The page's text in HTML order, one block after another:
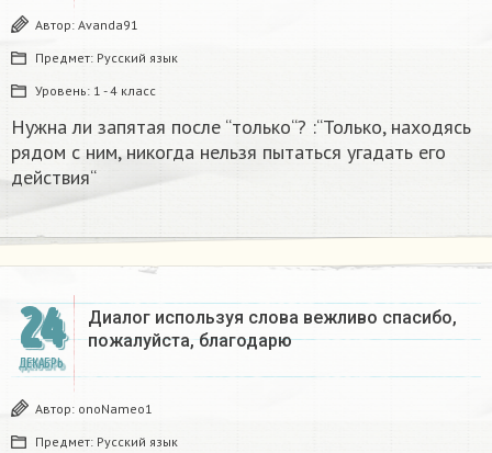
Автор: Avanda91
Предмет: Русский язык
Уровень: 1 - 4 класс
Нужна ли запятая после “только“? :“Только, находясь
рядом с ним, никогда нельзя пытаться угадать его
действия“
24
ДЕКАБРЬ
Диалог используя слова вежливо спасибо,
пожалуйста, благодарю
Автор: onoNameo1
Предмет: Русский язык